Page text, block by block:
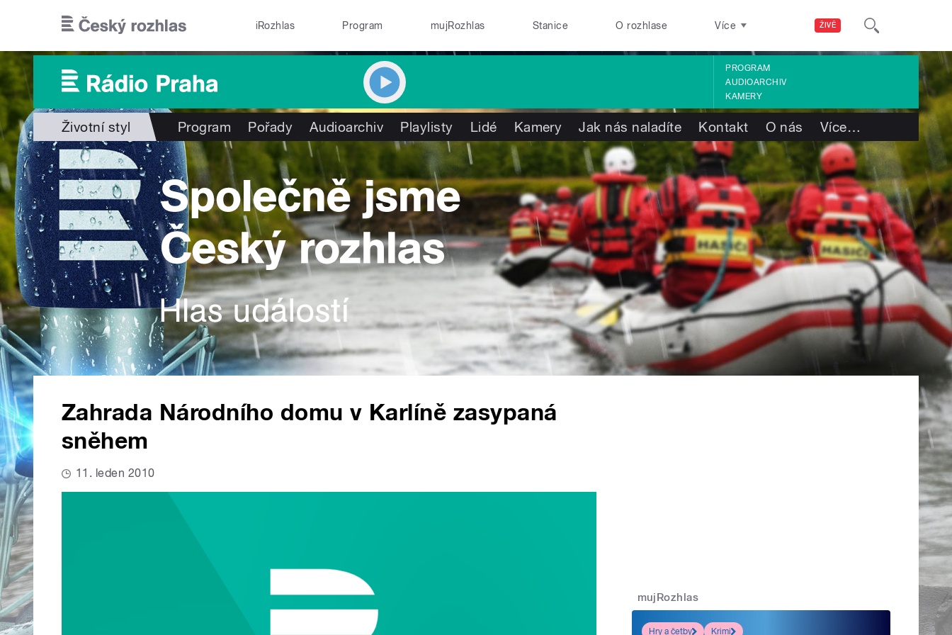
ŽIVĚ
iRozhlas Program mujRozhlas Stanice O rozhlase Více
PROGRAM
AUDIOARCHIV
KAMERY
Životní styl Program Pořady Audioarchiv Playlisty Lidé Kamery Jak nás naladíte Kontakt O nás Více…
Zahrada Národního domu v Karlíně zasypaná
sněhem
11. leden 2010
mujRozhlas
Hry a četby Krimi